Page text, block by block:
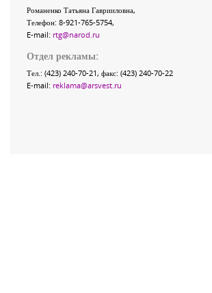
Романенко Татьяна Гаврииловна,
Телефон: 8-921-765-5754,
E-mail: rtg@narod.ru
Отдел рекламы:
Тел.: (423) 240-70-21, факс: (423) 240-70-22
E-mail: reklama@arsvest.ru